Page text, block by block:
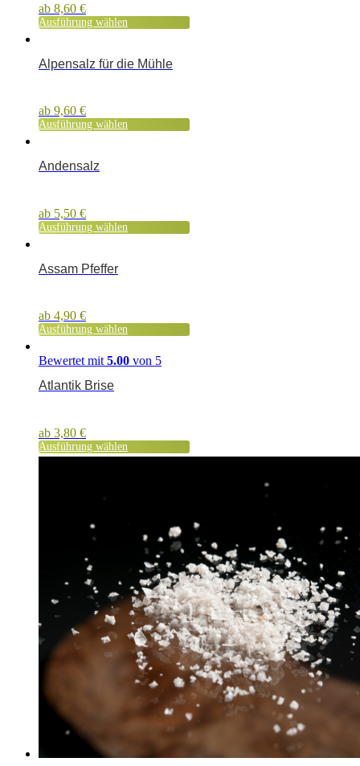
ab 8,60 €
Ausführung wählen
Alpensalz für die Mühle
ab 9,60 €
Ausführung wählen
Andensalz
ab 5,50 €
Ausführung wählen
Assam Pfeffer
ab 4,90 €
Ausführung wählen
Bewertet mit 5.00 von 5
Atlantik Brise
ab 3,80 €
Ausführung wählen